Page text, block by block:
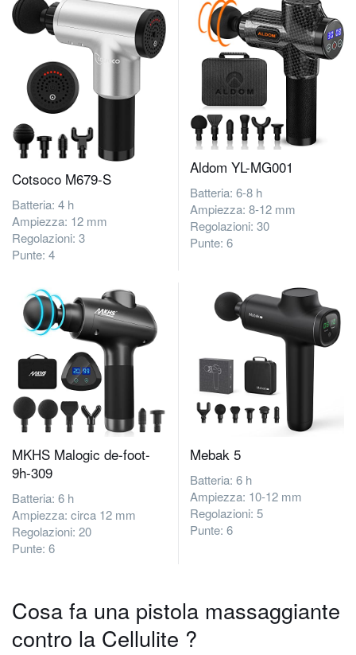
Cotsoco ‎M679-S
Batteria: 4 h
Ampiezza: 12 mm
Regolazioni: 3
Punte: 4
Aldom YL-MG001
Batteria: 6-8 h
Ampiezza: 8-12 mm
Regolazioni: 30
Punte: 6
MKHS Malogic ‎de-foot-
9h-309
Batteria: 6 h
Ampiezza: circa 12 mm
Regolazioni: 20
Punte: 6
Mebak 5
Batteria: 6 h
Ampiezza: 10-12 mm
Regolazioni: 5
Punte: 6
Cosa fa una pistola massaggiante
contro la Cellulite ?